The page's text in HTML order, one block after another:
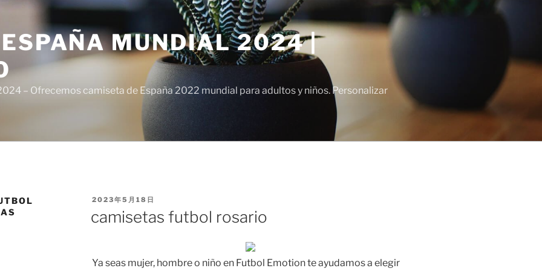
MUNDIAL 2024 |
– Ofrecemos camiseta de España 2022 mundial para adultos y niños. Personalizar
PUBLICADO
2023年5月18日
camisetas futbol rosario
Ya seas mujer, hombre o niño en Futbol Emotion te ayudamos a elegir